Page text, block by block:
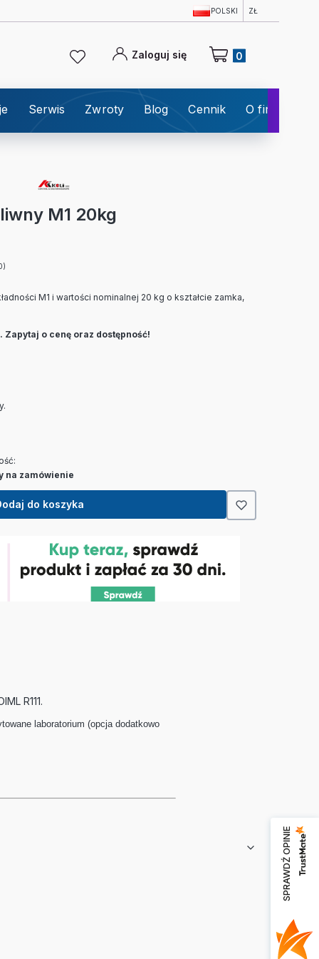
POLSKI ZŁ
Zaloguj się Produkty w koszyku:
Serwis Zwroty Blog Cennik O firmie
M1 20kg
M1 i wartości nominalnej 20 kg o kształcie zamka,
o cenę oraz dostępność!
na zamówienie
do koszyka
R111.
laboratorium (opcja dodatkowo
SPRAWDŹ OPINIE